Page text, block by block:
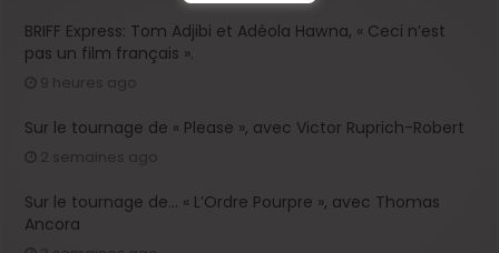
BRIFF Express: Tom Adjibi et Adéola Hawna, « Ceci n’est
pas un film français ».
9 heures ago
Sur le tournage de « Please », avec Victor Ruprich-Robert
2 semaines ago
Sur le tournage de… « L’Ordre Pourpre », avec Thomas
Ancora